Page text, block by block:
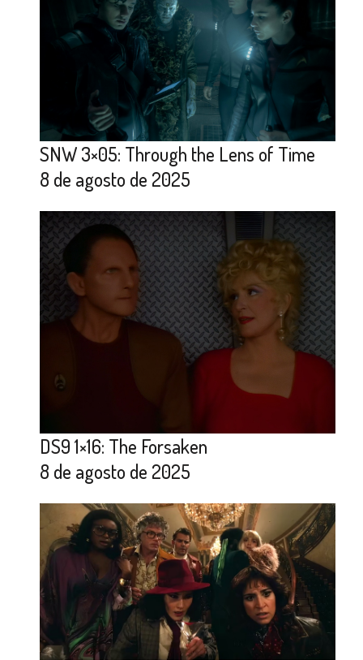
SNW 3×05: Through the Lens of Time
8 de agosto de 2025
DS9 1×16: The Forsaken
8 de agosto de 2025